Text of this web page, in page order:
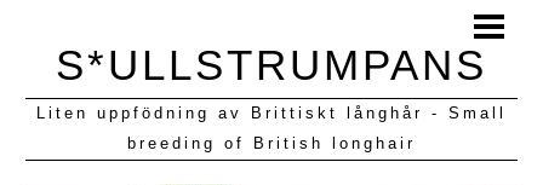
BLOGG
KULLAR VI HAFT
S*ULLSTRUMPANS
Liten uppfödning av Brittiskt långhår - Small
breeding of British longhair